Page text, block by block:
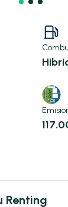
Renting